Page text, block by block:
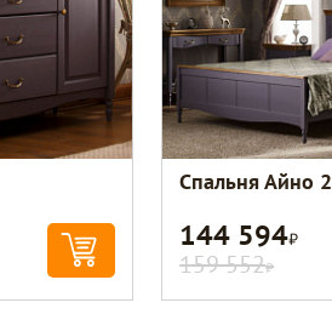
Спальня Айно 2
144 594Р
159 552Р